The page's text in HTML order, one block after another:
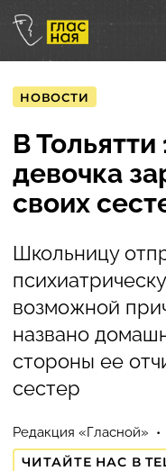
НОВОСТИ
В
девочка
своих
Школьницу
возможной
названо
стороны ее
сестер
Редакция «Гласной»
ЧИТАЙТЕ НАС В